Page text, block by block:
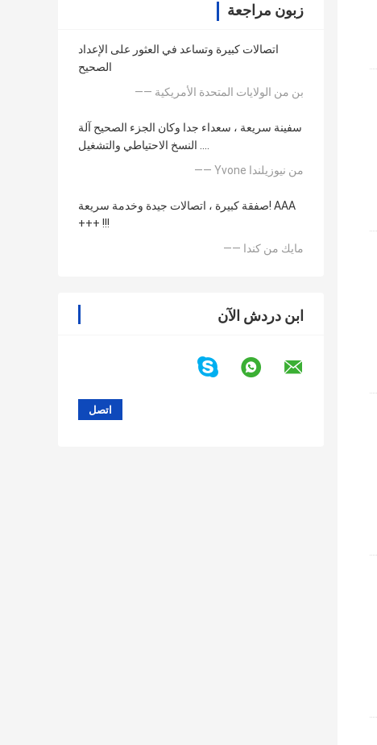
زبون مراجعة
اتصالات كبيرة وتساعد في العثور على الإعداد
الصحيح
—— بن من الولايات المتحدة الأمريكية
سفينة سريعة ، سعداء جدا وكان الجزء الصحيح آلة
النسخ الاحتياطي والتشغيل ....
—— Yvone من نيوزيلندا
صفقة كبيرة ، اتصالات جيدة وخدمة سريعة! AAA
+++ !!!
—— مايك من كندا
ابن دردش الآن